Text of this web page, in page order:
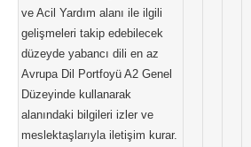
ve Acil Yardım alanı ile ilgili
gelişmeleri takip edebilecek
düzeyde yabancı dili en az
Avrupa Dil Portfoyü A2 Genel
Düzeyinde kullanarak
alanındaki bilgileri izler ve
meslektaşlarıyla iletişim kurar.